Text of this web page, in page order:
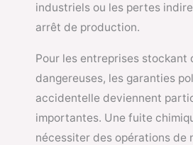
industriels ou les pertes
arrêt de production.
Pour les entreprises stockant
dangereuses, les garanties
accidentelle deviennent
importantes. Une fuite
nécessiter des opérations de